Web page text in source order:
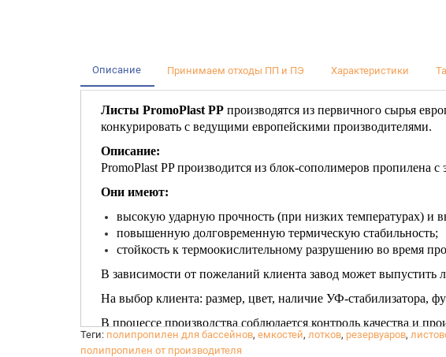
Описание Принимаем отходы ПП и ПЭ Характеристики
Листы PromoPlast PP производятся из первичного сырья
конкурировать с ведущими европейскими производителями.
Описание:
PromoPlast PP производится из блок-сополимеров пропилена
Они имеют:
высокую ударную прочность (при низких температурах) и
повышенную долговременную термическую стабильность;
стойкость к термоокислительному разрушению во время
В зависимости от пожеланий клиента завод может выпустить
На выбор клиента: размер, цвет, наличие УФ-стабилизатора,
В процессе производства соблюдается контроль качества и
сертификаты: ТУ, санитарно-эпидемиологические
Теги: полипропилен для бассейнов, емкостей, лотков, резервуаров,
полипропилен от производителя